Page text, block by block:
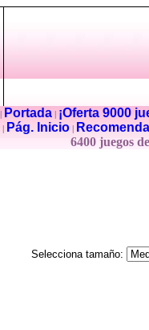
Portada|
¡Oferta 9000
Pág. Inicio
6400 juegos
Selecciona tamaño: